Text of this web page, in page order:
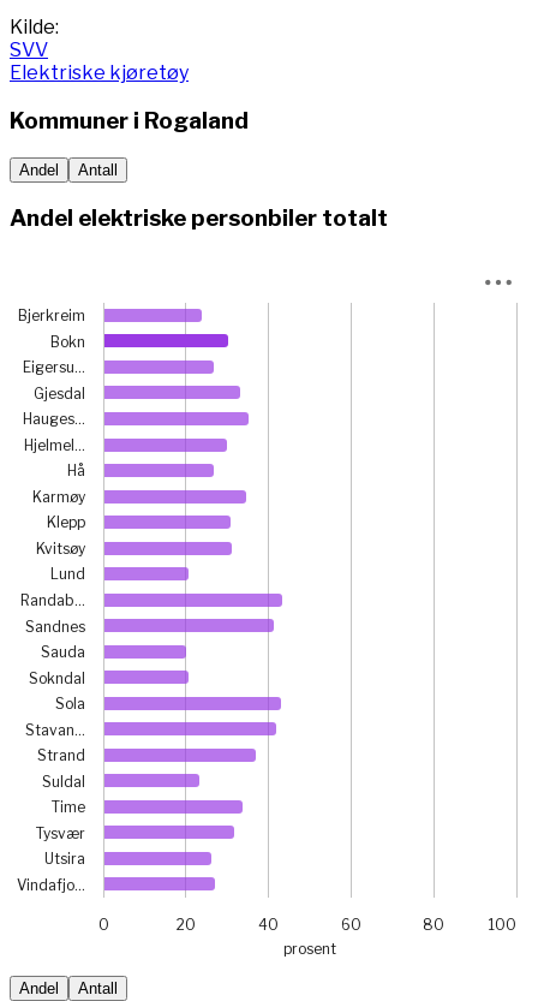
End of interactive chart.
Kilde:
SVV
Elektriske kjøretøy
Kommuner i Rogaland
Andel Antall
Andel elektriske personbiler totalt
Bar chart with 23 bars.
View as data table, Chart
The chart has 1 X axis displaying categories.
The chart has 1 Y axis displaying prosent. Data ranges
prosent
Bjerkreim
Bokn
Eigersu…
Gjesdal
Hauges…
Hjelmel…
Hå
Karmøy
Klepp
Kvitsøy
Lund
Randab…
Sandnes
Sauda
Sokndal
Sola
Stavan…
Strand
Suldal
Time
Tysvær
Utsira
Vindafjo…
0 20 40 60 80 100
End of interactive chart.
Andel Antall